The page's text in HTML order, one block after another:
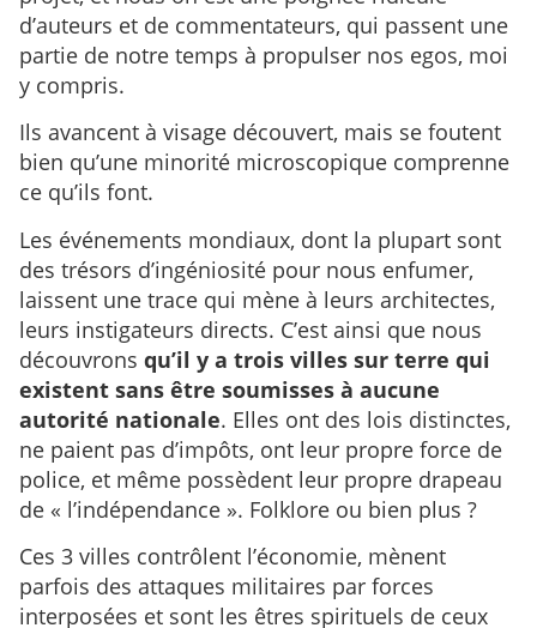
d’auteurs et de commentateurs, qui passent une
partie de notre temps à propulser nos egos, moi
y compris.
Ils avancent à visage découvert, mais se foutent
bien qu’une minorité microscopique comprenne
ce qu’ils font.
Les événements mondiaux, dont la plupart sont
des trésors d’ingéniosité pour nous enfumer,
laissent une trace qui mène à leurs architectes,
leurs instigateurs directs. C’est ainsi que nous
découvrons qu’il y a trois villes sur terre qui
existent sans être soumisses à aucune
autorité nationale. Elles ont des lois distinctes,
ne paient pas d’impôts, ont leur propre force de
police, et même possèdent leur propre drapeau
de « l’indépendance ». Folklore ou bien plus ?
Ces 3 villes contrôlent l’économie, mènent
parfois des attaques militaires par forces
interposées et sont les êtres spirituels de ceux